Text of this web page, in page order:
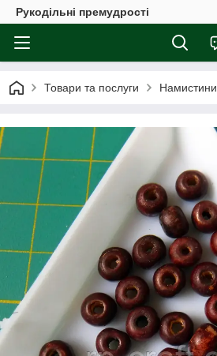
Рукодільні премудрості
Товари та послуги Намистини